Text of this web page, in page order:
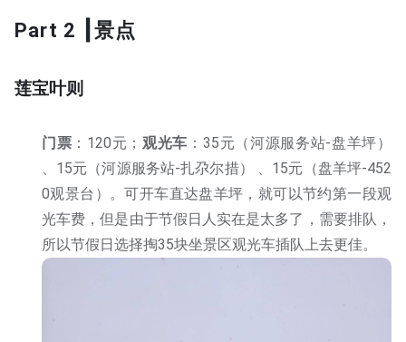
Part 2 ┃景点
莲宝叶则
门票 ：120元； 观光车 ：35元（河源服务站-盘羊坪）
、15元（河源服务站-扎尕尔措） 、15元（盘羊坪-452
0观景台）。可开车直达盘羊坪，就可以节约第一段观
光车费，但是由于节假日人实在是太多了，需要排队，
所以节假日选择掏35块坐景区观光车插队上去更佳。